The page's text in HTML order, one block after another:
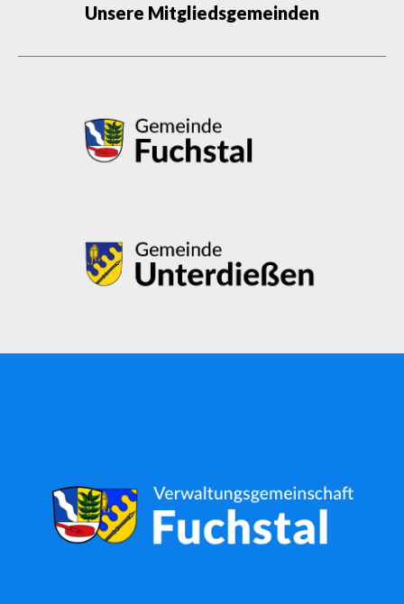
Unsere Mitgliedsgemeinden